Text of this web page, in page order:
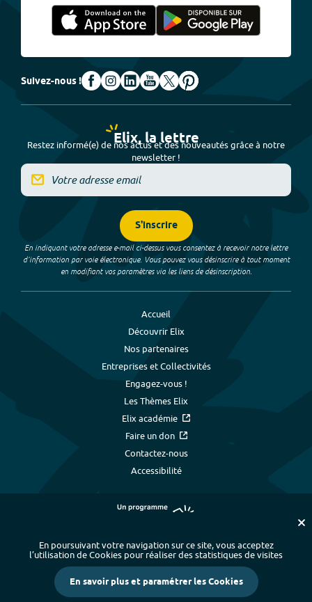
Suivez-nous !
Elix, la lettre
Restez informé(e) de nos actus et des nouveautés grâce à notre
newsletter !
S'inscrire
En indiquant votre adresse e-mail ci-dessus vous consentez à recevoir notre lettre
d’information par voie électronique. Vous pouvez vous désinscrire à tout moment
en modifiant vos paramètres via les liens de désinscription.
Accueil
Découvrir Elix
Nos partenaires
Entreprises et Collectivités
Engagez-vous !
Les Thèmes Elix
Elix académie
Faire un don
Contactez-nous
Accessibilité
Plan du site - Index alphabétique
-
Mentions légales et données personnelles
- Paramétrer les cookies
Crédits
En poursuivant votre navigation sur ce site, vous acceptez
l’utilisation de Cookies pour réaliser des statistiques de visites
En savoir plus et paramétrer les Cookies